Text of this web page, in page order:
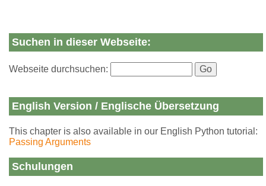
Suchen in dieser Webseite:
Webseite durchsuchen:
English Version / Englische Übersetzung
This chapter is also available in our English Python tutorial:
Passing Arguments
Schulungen